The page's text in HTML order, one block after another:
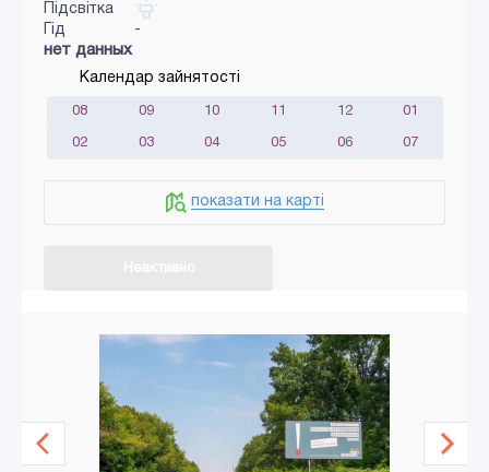
Підсвітка
Гід
-
нет данных
Календар зайнятості
08 09 10 11 12 01
02 03 04 05 06 07
показати на карті